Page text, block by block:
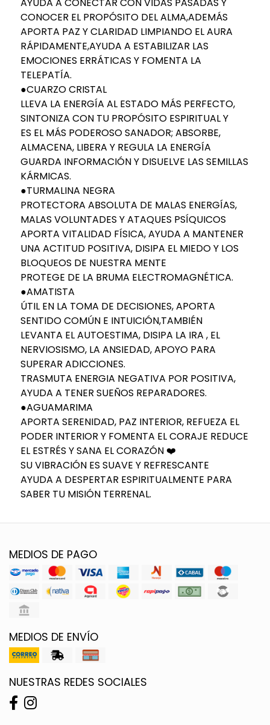
AYUDA A CONECTAR CON VIDAS PASADAS Y
CONOCER EL PROPÓSITO DEL ALMA,ADEMÁS
APORTA PAZ Y CLARIDAD LIMPIANDO EL AURA
RÁPIDAMENTE,AYUDA A ESTABILIZAR LAS
EMOCIONES ERRÁTICAS Y FOMENTA LA
TELEPATÍA.
●CUARZO CRISTAL
LLEVA LA ENERGÍA AL ESTADO MÁS PERFECTO,
SINTONIZA CON TU PROPÓSITO ESPIRITUAL Y
ES EL MÁS PODEROSO SANADOR; ABSORBE,
ALMACENA, LIBERA Y REGULA LA ENERGÍA
GUARDA INFORMACIÓN Y DISUELVE LAS SEMILLAS
KÁRMICAS.
●TURMALINA NEGRA
PROTECTORA ABSOLUTA DE MALAS ENERGÍAS,
MALAS VOLUNTADES Y ATAQUES PSÍQUICOS
APORTA VITALIDAD FÍSICA, AYUDA A MANTENER
UNA ACTITUD POSITIVA, DISIPA EL MIEDO Y LOS
BLOQUEOS DE NUESTRA MENTE
PROTEGE DE LA BRUMA ELECTROMAGNÉTICA.
●AMATISTA
ÚTIL EN LA TOMA DE DECISIONES, APORTA
SENTIDO COMÚN E INTUICIÓN,TAMBIÉN
LEVANTA EL AUTOESTIMA, DISIPA LA IRA , EL
NERVIOSISMO, LA ANSIEDAD, APOYO PARA
SUPERAR ADICCIONES.
TRASMUTA ENERGIA NEGATIVA POR POSITIVA,
AYUDA A TENER SUEÑOS REPARADORES.
●AGUAMARIMA
APORTA SERENIDAD, PAZ INTERIOR, REFUEZA EL
PODER INTERIOR Y FOMENTA EL CORAJE REDUCE
EL ESTRÉS Y SANA EL CORAZÓN ❤️
SU VIBRACIÓN ES SUAVE Y REFRESCANTE
AYUDA A DESPERTAR ESPIRITUALMENTE PARA
SABER TU MISIÓN TERRENAL.
MEDIOS DE PAGO
MEDIOS DE ENVÍO
NUESTRAS REDES SOCIALES